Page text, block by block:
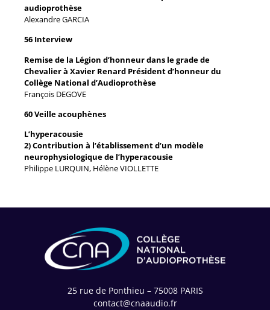
audioprothèse
Alexandre GARCIA
56 Interview
Remise de la Légion d’honneur dans le grade de
Chevalier à Xavier Renard Président d’honneur du
Collège National d’Audioprothèse
François DEGOVE
60 Veille acouphènes
L’hyperacousie
2) Contribution à l’établissement d’un modèle
neurophysiologique de l’hyperacousie
Philippe LURQUIN, Hélène VIOLLETTE
25 rue de Ponthieu – 75008 PARIS
contact@cnaaudio.fr